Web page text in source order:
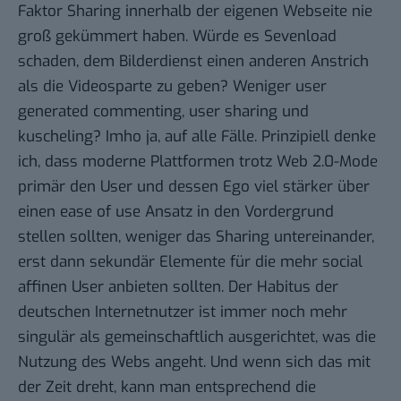
Faktor Sharing innerhalb der eigenen Webseite nie
groß gekümmert haben. Würde es Sevenload
schaden, dem Bilderdienst einen anderen Anstrich
als die Videosparte zu geben? Weniger user
generated commenting, user sharing und
kuscheling? Imho ja, auf alle Fälle. Prinzipiell denke
ich, dass moderne Plattformen trotz Web 2.0-Mode
primär den User und dessen Ego viel stärker über
einen ease of use Ansatz in den Vordergrund
stellen sollten, weniger das Sharing untereinander,
erst dann sekundär Elemente für die mehr social
affinen User anbieten sollten. Der Habitus der
deutschen Internetnutzer ist immer noch mehr
singulär als gemeinschaftlich ausgerichtet, was die
Nutzung des Webs angeht. Und wenn sich das mit
der Zeit dreht, kann man entsprechend die